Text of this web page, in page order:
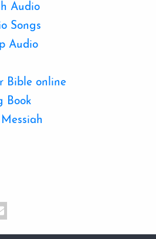
Audio
Songs
Audio
Bible online
Book